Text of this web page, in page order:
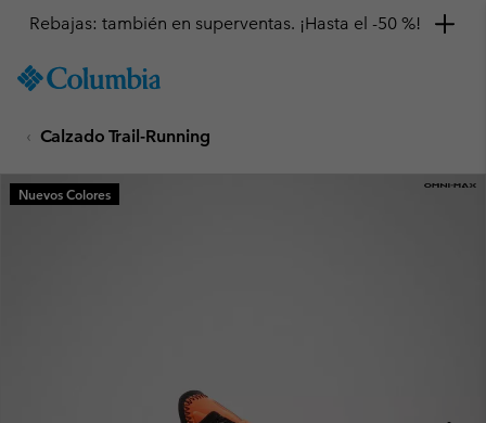
TO
SKIP
MAIN
NAV
Rebajas: también en superventas. ¡Hasta el -50 %!
Calzado Trail-Running
Nuevos Colores